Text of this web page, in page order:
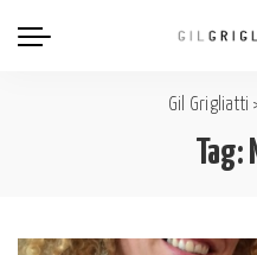
Gil Grigliatti
Tag: